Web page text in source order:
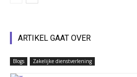
ARTIKEL GAAT OVER
Blogs Zakelijke dienstverlening